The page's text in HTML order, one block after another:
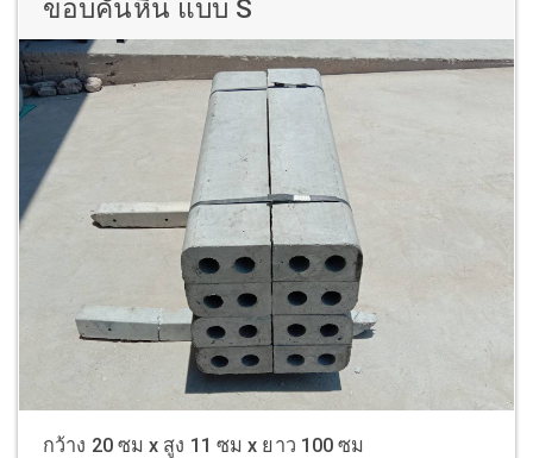
ขอบคันหิน แบบ S
กว้าง 20 ซม x สูง 11 ซม x ยาว 100 ซม